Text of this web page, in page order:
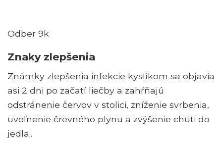
Odber 9k
Znaky zlepšenia
Známky zlepšenia infekcie kyslíkom sa objavia
asi 2 dni po začatí liečby a zahŕňajú
odstránenie červov v stolici, zníženie svrbenia,
uvoľnenie črevného plynu a zvýšenie chuti do
jedla..